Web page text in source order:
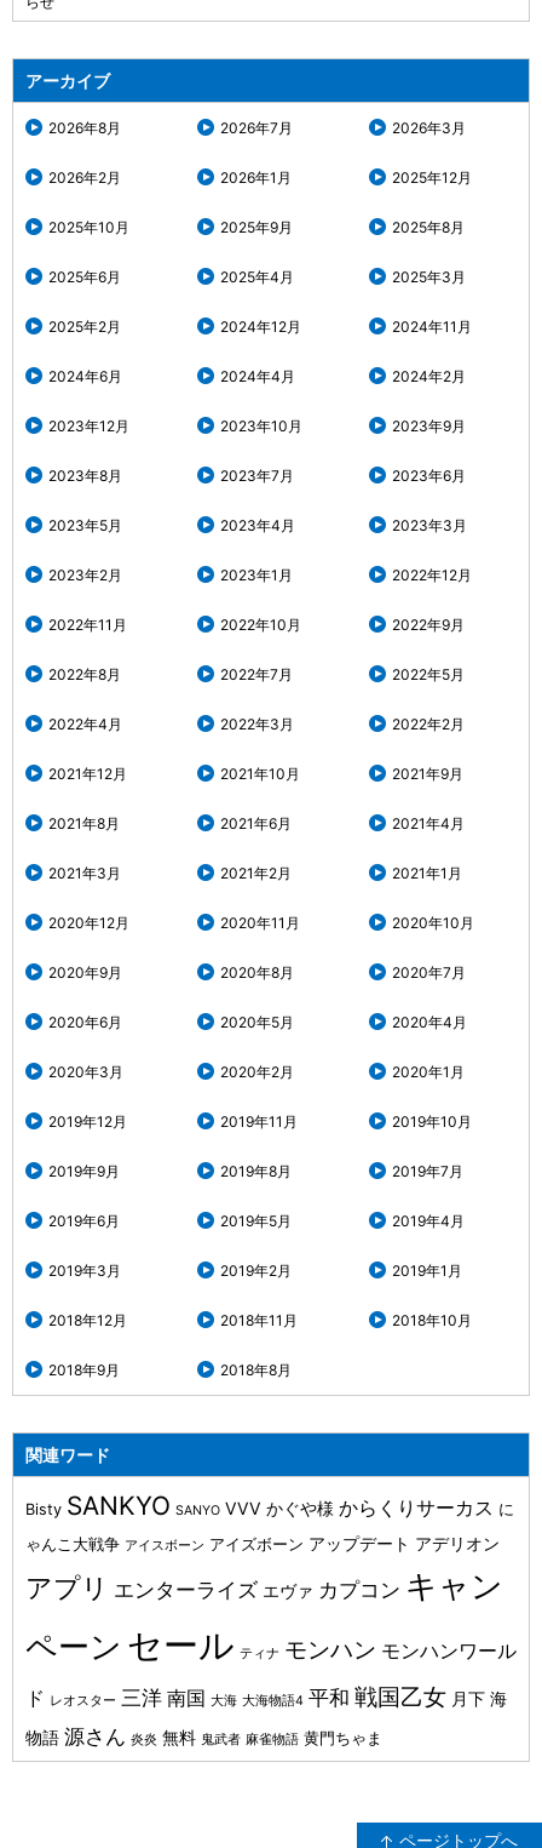
アーカイブ
2026年8月 2026年7月 2026年3月
2026年2月 2026年1月 2025年12月
2025年10月 2025年9月 2025年8月
2025年6月 2025年4月 2025年3月
2025年2月 2024年12月 2024年11月
2024年6月 2024年4月 2024年2月
2023年12月 2023年10月 2023年9月
2023年8月 2023年7月 2023年6月
2023年5月 2023年4月 2023年3月
2023年2月 2023年1月 2022年12月
2022年11月 2022年10月 2022年9月
2022年8月 2022年7月 2022年5月
2022年4月 2022年3月 2022年2月
2021年12月 2021年10月 2021年9月
2021年8月 2021年6月 2021年4月
2021年3月 2021年2月 2021年1月
2020年12月 2020年11月 2020年10月
2020年9月 2020年8月 2020年7月
2020年6月 2020年5月 2020年4月
2020年3月 2020年2月 2020年1月
2019年12月 2019年11月 2019年10月
2019年9月 2019年8月 2019年7月
2019年6月 2019年5月 2019年4月
2019年3月 2019年2月 2019年1月
2018年12月 2018年11月 2018年10月
2018年9月 2018年8月
関連ワード
Bisty SANKYO SANYO VVV かぐや様 からくりサーカス に
ゃんこ大戦争 アイスボーン アイズボーン アップデート アデリオン
アプリ エンターライズ エヴァ カプコン キャン
ペーン セール ティナ モンハン モンハンワール
ド レオスター 三洋 南国 大海 大海物語4 平和 戦国乙女 月下 海
物語 源さん 炎炎 無料 鬼武者 麻雀物語 黄門ちゃま
ページトップへ